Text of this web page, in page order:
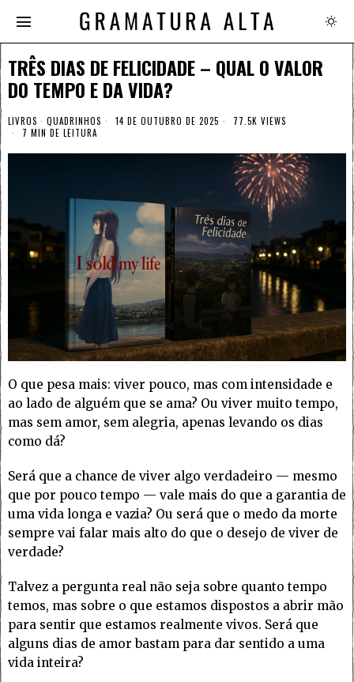
TRÊS DIAS DE FELICIDADE – QUAL O VALOR
DO TEMPO E DA VIDA?
LIVROS · QUADRINHOS 14 DE OUTUBRO DE 2025
77.5K VIEWS
7 MIN DE LEITURA
O que pesa mais: viver pouco, mas com intensidade e
ao lado de alguém que se ama? Ou viver muito tempo,
mas sem amor, sem alegria, apenas levando os dias
como dá?
Será que a chance de viver algo verdadeiro — mesmo
que por pouco tempo — vale mais do que a garantia de
uma vida longa e vazia? Ou será que o medo da morte
sempre vai falar mais alto do que o desejo de viver de
verdade?
Talvez a pergunta real não seja sobre quanto tempo
temos, mas sobre o que estamos dispostos a abrir mão
para sentir que estamos realmente vivos. Será que
alguns dias de amor bastam para dar sentido a uma
vida inteira?